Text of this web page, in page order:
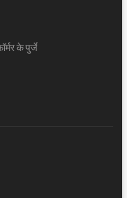
के पुर्जे